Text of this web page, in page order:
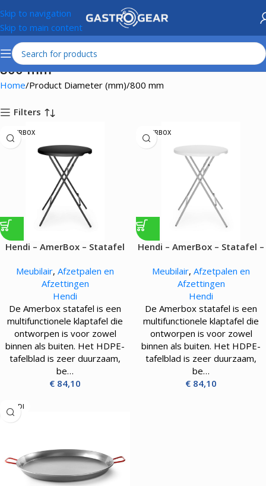
Skip to navigation
Skip to main content
800 mm
Home Product Diameter (mm) 800 mm
Filters
AMERBOX
Hendi – AmerBox – Statafel
Meubilair, Afzetpalen en
Afzettingen
Hendi
De Amerbox statafel is een
multifunctionele klaptafel die
ontworpen is voor zowel
binnen als buiten. Het HDPE-
tafelblad is zeer duurzaam,
be…
€ 84,10
AMERBOX
Hendi – AmerBox – Statafel –
Meubilair, Afzetpalen en
Afzettingen
Hendi
De Amerbox statafel is een
multifunctionele klaptafel die
ontworpen is voor zowel
binnen als buiten. Het HDPE-
tafelblad is zeer duurzaam,
be…
€ 84,10
HENDI